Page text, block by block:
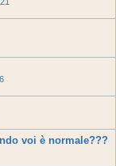
voi è normale???